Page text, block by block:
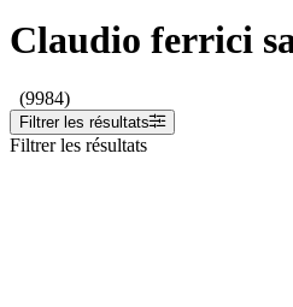
Claudio ferrici
(9984)
Filtrer les résultats
Filtrer les résultats